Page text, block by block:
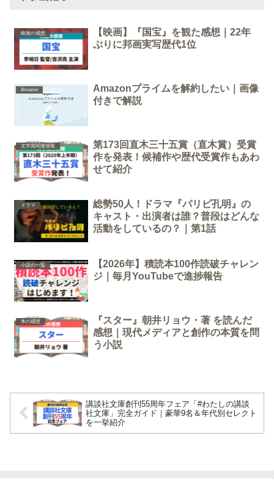
映画の感想
【映画】『国宝』を観た感想｜22年
ぶりに邦画実写歴代1位
Amazon
Amazonプライムを解約したい｜画像
付きで解説
文学賞関連情報
第173回直木三十五賞（直木賞）受賞
作を発表！候補作や歴代受賞作もあわ
せて紹介
ドラマ
総勢50人！ドラマ『パリピ孔明』の
キャスト・出演者は誰？普段はどんな
活動をしているの？｜第1話
小説の一覧
【2026年】積読本100作読破チャレン
ジ｜毎月YouTubeで進捗報告
本の感想
『スター』朝井リョウ・著 を読んだ
感想｜現代メディアと創作の本質を問
う小説
講談社文庫創刊55周年フェア「#わたしの講談
社文庫」完全ガイド｜豪華9名＆年代別セレクト
を一挙紹介